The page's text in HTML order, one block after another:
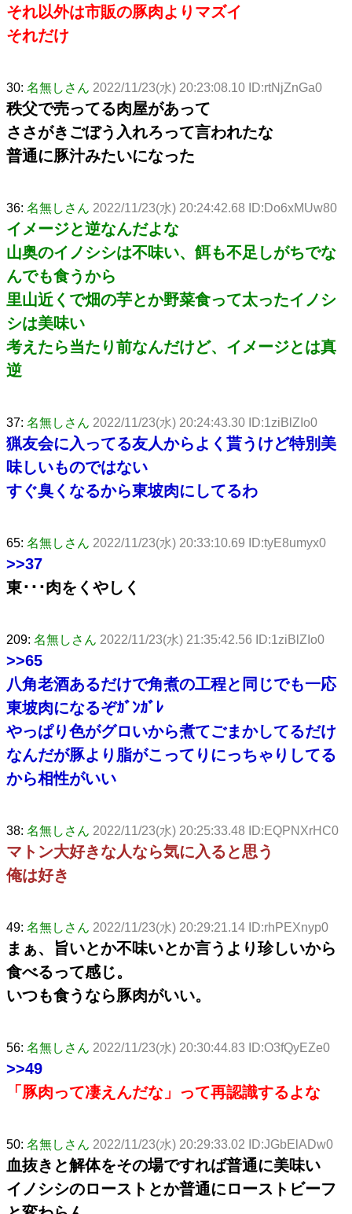
それ以外は市販の豚肉よりマズイ
それだけ
30: 名無しさん 2022/11/23(水) 20:23:08.10 ID:rtNjZnGa0
秩父で売ってる肉屋があって
ささがきごぼう入れろって言われたな
普通に豚汁みたいになった
36: 名無しさん 2022/11/23(水) 20:24:42.68 ID:Do6xMUw80
イメージと逆なんだよな
山奥のイノシシは不味い、餌も不足しがちでな
んでも食うから
里山近くで畑の芋とか野菜食って太ったイノシ
シは美味い
考えたら当たり前なんだけど、イメージとは真
逆
37: 名無しさん 2022/11/23(水) 20:24:43.30 ID:1ziBlZIo0
猟友会に入ってる友人からよく貰うけど特別美
味しいものではない
すぐ臭くなるから東坡肉にしてるわ
65: 名無しさん 2022/11/23(水) 20:33:10.69 ID:tyE8umyx0
>>37
東･･･肉をくやしく
209: 名無しさん 2022/11/23(水) 21:35:42.56 ID:1ziBlZIo0
>>65
八角老酒あるだけで角煮の工程と同じでも一応
東坡肉になるぞｶﾞﾝｶﾞﾚ
やっぱり色がグロいから煮てごまかしてるだけ
なんだが豚より脂がこってりにっちゃりしてる
から相性がいい
38: 名無しさん 2022/11/23(水) 20:25:33.48 ID:EQPNXrHC0
マトン大好きな人なら気に入ると思う
俺は好き
49: 名無しさん 2022/11/23(水) 20:29:21.14 ID:rhPEXnyp0
まぁ、旨いとか不味いとか言うより珍しいから
食べるって感じ。
いつも食うなら豚肉がいい。
56: 名無しさん 2022/11/23(水) 20:30:44.83 ID:O3fQyEZe0
>>49
「豚肉って凄えんだな」って再認識するよな
50: 名無しさん 2022/11/23(水) 20:29:33.02 ID:JGbElADw0
血抜きと解体をその場ですれば普通に美味い
イノシシのローストとか普通にローストビーフ